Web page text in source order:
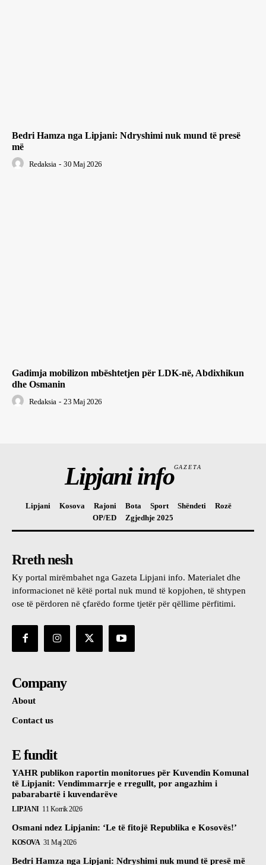
Bedri Hamza nga Lipjani: Ndryshimi nuk mund të presë
më
Redaksia - 30 Maj 2026
Gadimja mobilizon mbështetjen për LDK-në, Abdixhikun
dhe Osmanin
Redaksia - 23 Maj 2026
Lipjani infoGAZETA
Lipjani Kosova Rajoni Bota Sport Shëndeti
Rozë
OP/ED
Zgjedhje 2025
Rreth nesh
Ky portal mirëmbahet nga Gazeta Lipjani info. Materialet dhe
informacionet në këtë portal nuk mund të kopjohen, të shtypen
ose të përdoren në çfarëdo forme tjetër për qëllime përfitimi.
Company
About
Contact us
E fundit
YAHR publikon raportin monitorues për Kuvendin Komunal
të Lipjanit: Vendimmarrje e rregullt, por angazhim i
pabarabartë i kuvendarëve
LIPJANI 11 Korrik 2026
Osmani ndez Lipjanin: ‘Le të fitojë Republika e Kosovës!’
KOSOVA 31 Maj 2026
Bedri Hamza nga Lipjani: Ndryshimi nuk mund të presë më